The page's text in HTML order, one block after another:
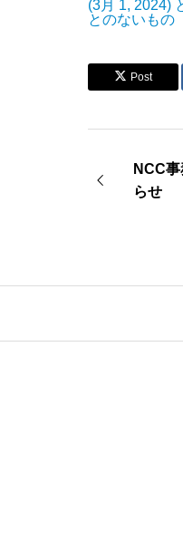
(3月 1, 2024)
とのないもの
Post
NCC
らせ